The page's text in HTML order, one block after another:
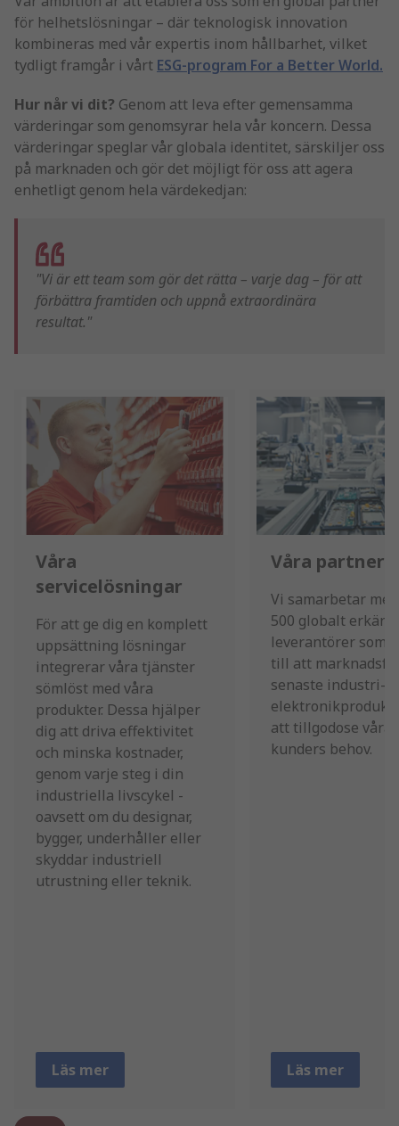
för helhetslösningar – där teknologisk innovation
kombineras med vår expertis inom hållbarhet, vilket
tydligt framgår i vårt ESG-program For a Better World.
Hur når vi dit? Genom att leva efter gemensamma
värderingar som genomsyrar hela vår koncern. Dessa
värderingar speglar vår globala identitet, särskiljer oss
på marknaden och gör det möjligt för oss att agera
enhetligt genom hela värdekedjan:
"Vi är ett team som gör det rätta – varje dag – för att
förbättra framtiden och uppnå extraordinära
resultat."
Våra
servicelösningar
För att ge dig en komplett
uppsättning lösningar
integrerar våra tjänster
sömlöst med våra
produkter. Dessa hjälper
dig att driva effektivitet
och minska kostnader,
genom varje steg i din
industriella livscykel -
oavsett om du designar,
bygger, underhåller eller
skyddar industriell
utrustning eller teknik.
Läs mer
Våra partners
Vi samarbetar
500 globalt
leverantörer som
till att
senaste industri-
att tillgodose våra
kunders behov.
Läs mer